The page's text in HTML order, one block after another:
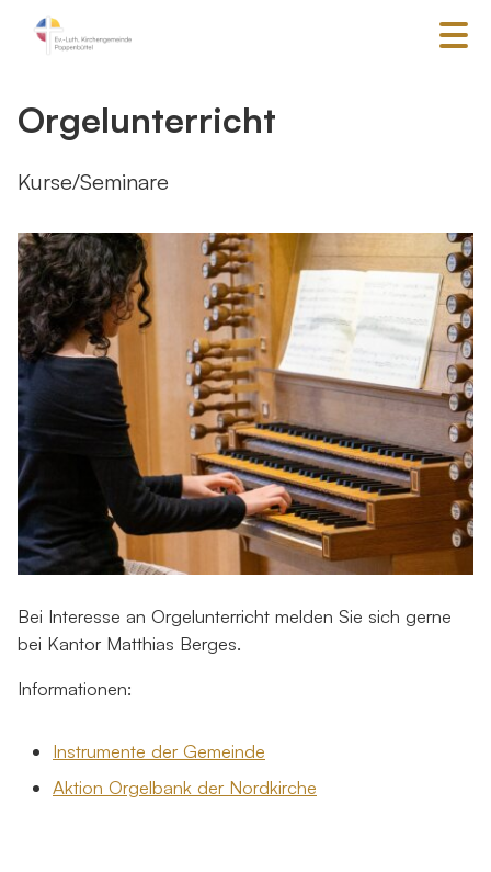
Orgelunterricht
Kurse/Seminare
Bei Interesse an Orgelunterricht melden Sie sich gerne
bei Kantor Matthias Berges.
Informationen:
Instrumente der Gemeinde
Aktion Orgelbank der Nordkirche